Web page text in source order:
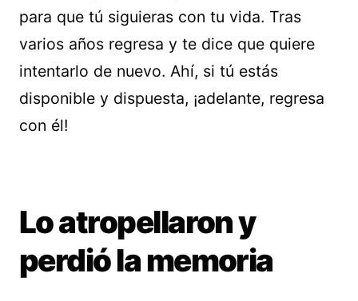
para que tú siguieras con tu vida. Tras
varios años regresa y te dice que quiere
intentarlo de nuevo. Ahí, si tú estás
disponible y dispuesta, ¡adelante, regresa
con él!
Lo atropellaron y
perdió la memoria